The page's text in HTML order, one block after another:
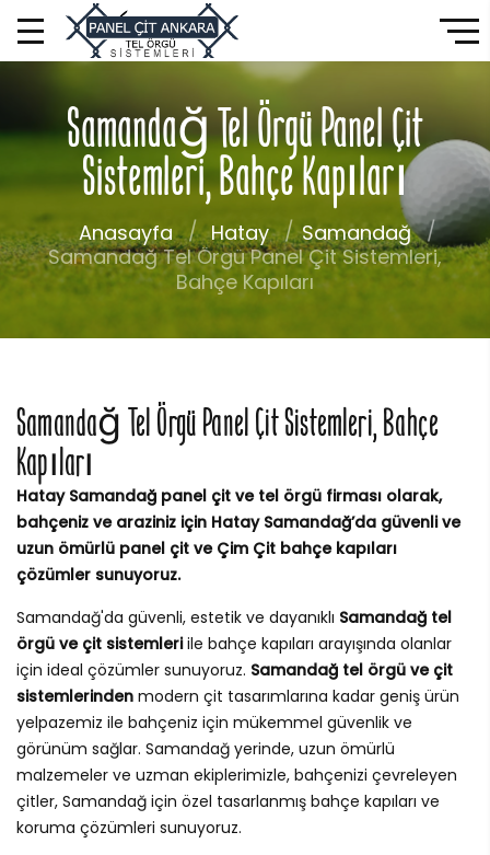
Samandağ Tel Örgü Panel Çit
Sistemleri, Bahçe Kapıları
Anasayfa Hatay
Samandağ
Samandağ Tel Örgü Panel Çit Sistemleri,
Bahçe Kapıları
Samandağ Tel Örgü Panel Çit Sistemleri, Bahçe
Kapıları
Hatay Samandağ panel çit ve tel örgü firması olarak,
bahçeniz ve araziniz için Hatay Samandağ’da güvenli ve
uzun ömürlü panel çit ve Çim Çit bahçe kapıları
çözümler sunuyoruz.
Samandağ'da güvenli, estetik ve dayanıklı Samandağ tel
örgü ve çit sistemleriile bahçe kapıları arayışında olanlar
için ideal çözümler sunuyoruz. Samandağ tel örgü ve çit
sistemlerinden modern çit tasarımlarına kadar geniş ürün
yelpazemiz ile bahçeniz için mükemmel güvenlik ve
görünüm sağlar. Samandağ yerinde, uzun ömürlü
malzemeler ve uzman ekiplerimizle, bahçenizi çevreleyen
çitler, Samandağ için özel tasarlanmış bahçe kapıları ve
koruma çözümleri sunuyoruz.